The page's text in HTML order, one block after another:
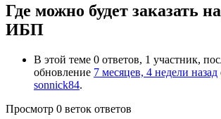
Где можно будет заказать
ИБП
В этой теме 0 ответов, 1 участник,
обновление 7 месяцев, 4 недели назад
sonnick84.
Просмотр 0 веток ответов